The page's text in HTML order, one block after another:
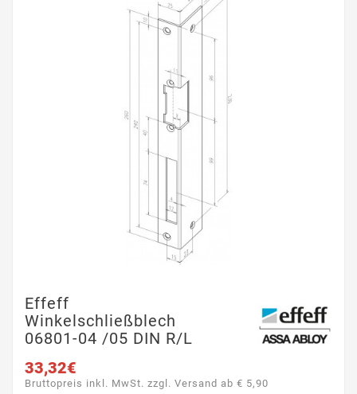
Effeff
Winkelschließblech
06801-04 /05 DIN R/L
33,32€
Bruttopreis inkl. MwSt. zzgl. Versand ab € 5,90